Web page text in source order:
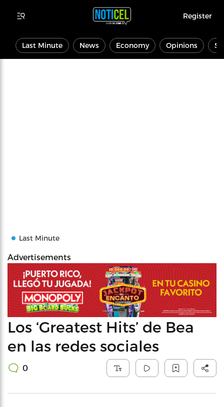
Register
Last Minute News Economy Opinions
Last Minute
Advertisements
Los ‘Greatest Hits’ de Bea
en las redes sociales
0